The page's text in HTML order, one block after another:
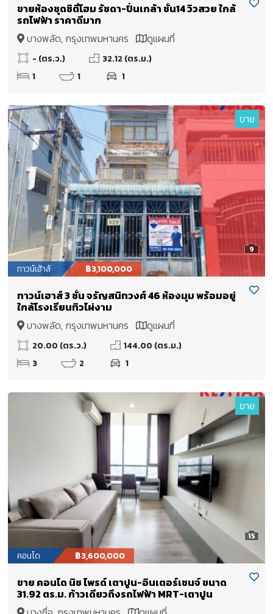
ขายห้องชุดซิตี้โฮม รัชดา-ปิ่นเกล้า ชั้น14 วิวสวย ใกล้
รถไฟฟ้า ราคาดีมาก
บางพลัด, กรุงเทพมหานคร
ดูแผนที่
- (ตร.ว.)
32.12 (ตร.ม.)
1
1 1
9
ขาย
ทาวน์เฮ้าส์ ฿3,100,000
ทาวน์เฮาส์ 3 ชั้น จรัญสนิทวงศ์ 46 ห้องมุม พร้อมอยู่
ใกล้โรงเรียนทิวไผ่งาม
บางพลัด, กรุงเทพมหานคร
ดูแผนที่
20.00 (ตร.ว.)
144.00 (ตร.ม.)
3
2 1
15
ขาย
คอนโด ฿3,600,000
ขาย คอนโด นิช ไพรด์ เตาปูน-อินเตอร์เชนจ์ ขนาด
31.92 ตร.ม. ก้าวเดียวถึงรถไฟฟ้า MRT-เตาปูน